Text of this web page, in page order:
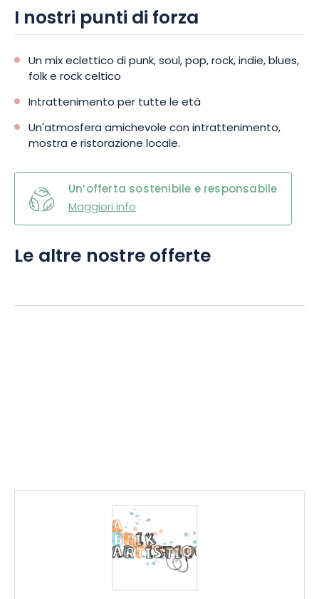
I nostri punti di forza
Un mix eclettico di punk, soul, pop, rock, indie, blues,
folk e rock celtico
Intrattenimento per tutte le età
Un'atmosfera amichevole con intrattenimento,
mostra e ristorazione locale.
Un’offerta sostenibile e responsabile
Maggiori info
Le altre nostre offerte